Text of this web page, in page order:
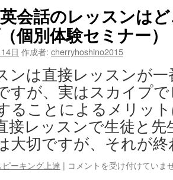
り
ま
す！
は
ス
英
会
話
は
キ
ル』
で
す。
だ
っ
た
ら。。
は
会話のレッスンは
個別体験セミナー）
日 作成者: cherryhoshino2015
ンは直接レッスンが
すが、実はスカイプ
ることによるメリッ
接レッスンで生徒と
大切ですが、それが
ーキング上達 | ビ
コメントを受け付けていま